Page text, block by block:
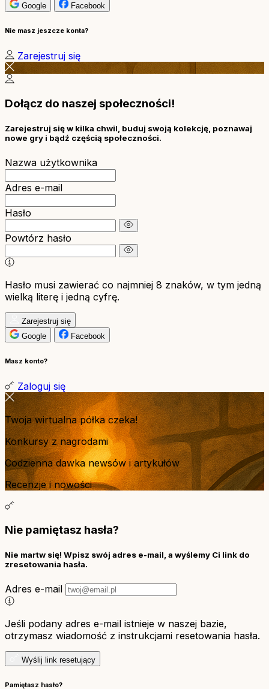
Google
Facebook
Nie masz jeszcze konta?
Zarejestruj się
Dołącz do naszej społeczności!
Zarejestruj się w kilka chwil, buduj swoją kolekcję, poznawaj
nowe gry i bądź częścią społeczności.
Nazwa użytkownika
Adres e-mail
Hasło
Powtórz hasło
Hasło musi zawierać co najmniej 8 znaków, w tym jedną
wielką literę i jedną cyfrę.
Zarejestruj się
Google
Facebook
Masz konto?
Zaloguj się
Twoja wirtualna półka czeka!
Konkursy z nagrodami
Codzienna dawka newsów i artykułów
Recenzje i nowości
Nie pamiętasz hasła?
Nie martw się! Wpisz swój adres e-mail, a wyślemy Ci link do
zresetowania hasła.
Adres e-mail
Jeśli podany adres e-mail istnieje w naszej bazie,
otrzymasz wiadomość z instrukcjami resetowania hasła.
Wyślij link resetujący
Pamiętasz hasło?